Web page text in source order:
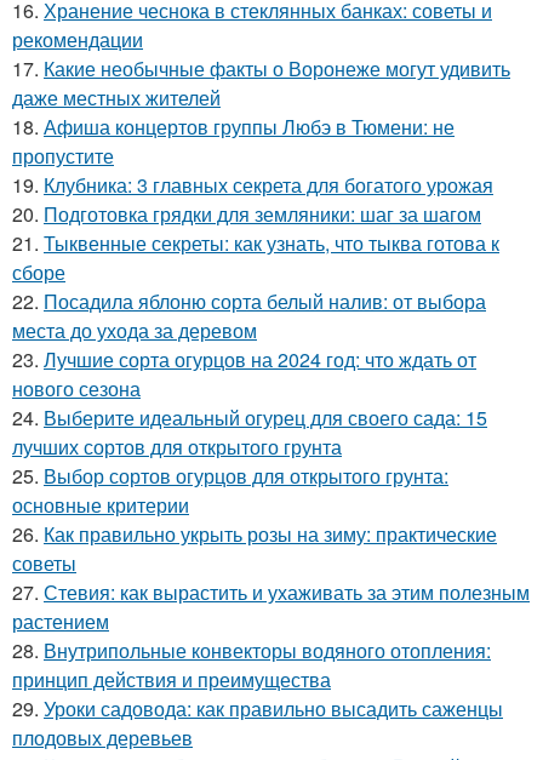
16. Хранение чеснока в стеклянных банках: советы и
рекомендации
17. Какие необычные факты о Воронеже могут удивить
даже местных жителей
18. Афиша концертов группы Любэ в Тюмени: не
пропустите
19. Клубника: 3 главных секрета для богатого урожая
20. Подготовка грядки для земляники: шаг за шагом
21. Тыквенные секреты: как узнать, что тыква готова к
сборе
22. Посадила яблоню сорта белый налив: от выбора
места до ухода за деревом
23. Лучшие сорта огурцов на 2024 год: что ждать от
нового сезона
24. Выберите идеальный огурец для своего сада: 15
лучших сортов для открытого грунта
25. Выбор сортов огурцов для открытого грунта:
основные критерии
26. Как правильно укрыть розы на зиму: практические
советы
27. Стевия: как вырастить и ухаживать за этим полезным
растением
28. Внутрипольные конвекторы водяного отопления:
принцип действия и преимущества
29. Уроки садовода: как правильно высадить саженцы
плодовых деревьев